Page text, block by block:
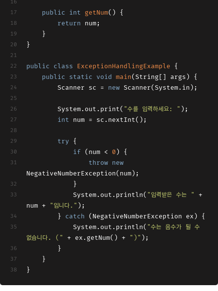
public int getNum()
{
return num;
	}
}
public class ExceptionHandlingExample
{
public
static void main(String[] args)
{
        Scanner sc =
new Scanner(System.in);
        System.out.print(
"수를 입력하세요: " );
int num = sc.nextInt();
try {
if (num < 0 ) {
throw new
NegativeNumberException(num);
	        }
	        System.out.println(
"입력받은 수는 "
+
num +
"입니다." );
        }
catch (NegativeNumberException ex) {
        	System.out.println(
"수는 음수가 될 수
없습니다. ("
+ ex.getNum() + ")" );
        }
    }
}